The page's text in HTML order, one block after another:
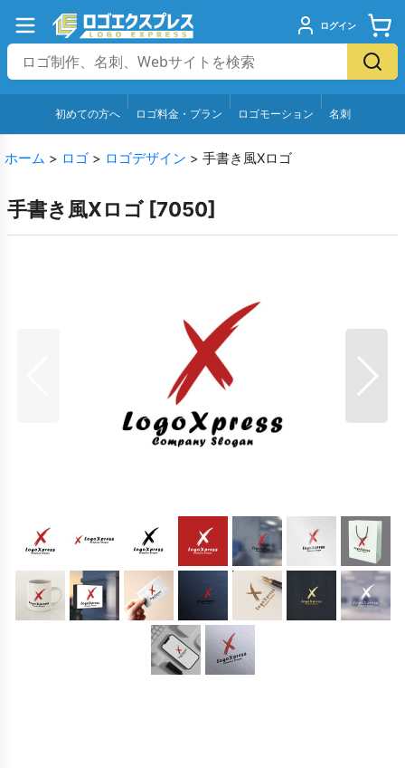
ログイン
初めての方へ ロゴ料金・プラン ロゴモーション 名刺
ホーム > ロゴ > ロゴデザイン > 手書き風Xロゴ
手書き風Xロゴ [7050]